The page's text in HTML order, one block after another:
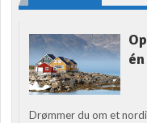
Drømmer du om et